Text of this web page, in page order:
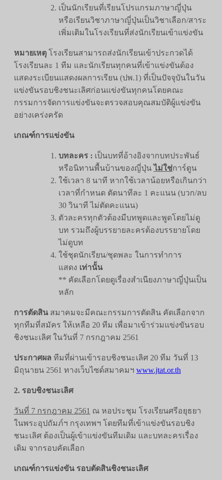
เป็นนักเรียนที่เรียนโปรแกรมภาษาญี่ปุ่น
หรือเรียนวิชาภาษาญี่ปุ่นเป็นวิชาเลือก/สาระ
เพิ่มเติมในโรงเรียนที่ส่งนักเรียนเข้าแข่งขัน
หมายเหตุ โรงเรียนสามารถส่งนักเรียนเข้าประกวดได้
โรงเรียนละ 1 ทีม และนักเรียนทุกคนที่เข้าแข่งขันต้อง
แสดงระเบียนแสดงผลการเรียน (ปพ.1) ที่เป็นปัจจุบันในวัน
แข่งขันรอบชิงชนะเลิศก่อนแข่งขันทุกคนโดยคณะ
กรรมการจัดการแข่งขันจะตรวจสอบคุณสมบัติผู้แข่งขัน
อย่างเคร่งครัด
เกณฑ์การแข่งขัน
บทละคร : เป็นบทที่อ้างอิงจากบทประพันธ์
หรือนิทานพื้นบ้านของญี่ปุ่นไม่ใช่การ์ตูน
ใช้เวลา 8 นาที หากใช้เวลาน้อยหรือเกินกว่า
เวลาที่กำหนด ตัดนาทีละ 1 คะแนน (บวก/ลบ
30 วินาที ไม่ตัดคะแนน)
ตัวละครทุกตัวต้องมีบทพูดและพูดโดยไม่ดู
บท รวมถึงผู้บรรยายละครต้องบรรยายโดย
ไม่ดูบท
ใช้ชุดนักเรียน/ชุดพละ ในการทำการ
แสดง เท่านั้น
** คัดเลือกโดยดูเรื่องสำเนียงภาษาญี่ปุ่นเป็น
หลัก
การตัดสิน สมาคมจะมีคณะกรรมการตัดสิน คัดเลือกจาก
ทุกทีมที่สมัคร ให้เหลือ 20 ทีม เพื่อมาเข้าร่วมแข่งขันรอบ
ชิงชนะเลิศ ในวันที่ 7 กรกฎาคม 2561
ประกาศผล ทีมที่ผ่านเข้ารอบชิงชนะเลิศ 20 ทีม วันที่ 13
มิถุนายน 2561 ทางเว็บไซด์สมาคมฯ www.jtat.or.th
2. รอบชิงชนะเลิศ
วันที่ 7 กรกฎาคม 2561 ณ หอประชุม โรงเรียนศรีอยุธยา
ในพระอุปถัมภ์ฯ กรุงเทพฯ โดยทีมที่เข้าแข่งขันรอบชิง
ชนะเลิศ ต้องเป็นผู้เข้าแข่งขันทีมเดิม และบทละครเรื่อง
เดิม จากรอบคัดเลือก
เกณฑ์การแข่งขัน รอบตัดสินชิงชนะเลิศ